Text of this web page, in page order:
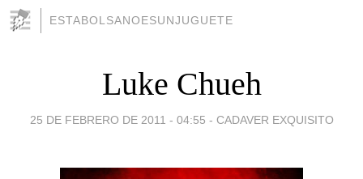
ESTABOLSANOESUNJUGUETE
Luke Chueh
25 DE FEBRERO DE 2011 - 04:55 - CADAVER EXQUISITO